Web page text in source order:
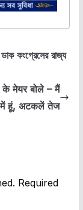
কংগ্রেসের রাজ্য
के मेयर बोले – मैं
हूं, अटकलें तेज
Required